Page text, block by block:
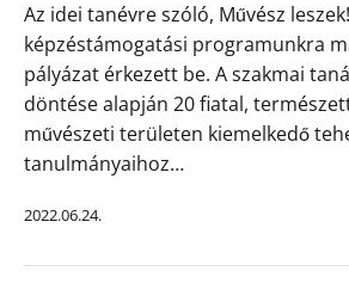
Az idei tanévre szóló, Művész
képzéstámogatási programunkra
pályázat érkezett be. A szakmai
döntése alapján 20 fiatal,
művészeti területen kiemelkedő
tanulmányaihoz…
2022.06.24.